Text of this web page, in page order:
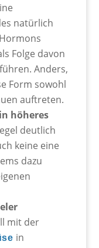
natürlich
Folge davon
Anders,
Form sowohl
auftreten.
höheres
deutlich
keine eine
dazu
mit der
in